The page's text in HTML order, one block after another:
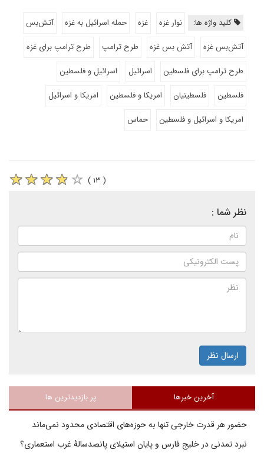
کلید واژه ها: نوار غزه غزه حمله اسرائیل به غزه
آتش‌بس
آتش‌بس غزه
آتش بس غزه طرح ترامپ
طرح ترامپ برای غزه
طرح ترامپ برای فلسطین
اسرائیل
اسرائیل و فلسطین
فلسطین
فلسطینیان امریکا و فلسطین
امریکا و اسرائیل
امریکا و اسرائیل و فلسطین
حماس
( ۱۳ )
نظر شما :
ارسال نظر
آخرین خبرها پر بازدیدترین ها
حضور هر قدرت خارجی تنها به حوزه‌های اقتصادی محدود نمی‌ماند
نبرد تمدنی در خلیج فارس و پایان استیلای پانصدسالۀ غرب استعماری؟